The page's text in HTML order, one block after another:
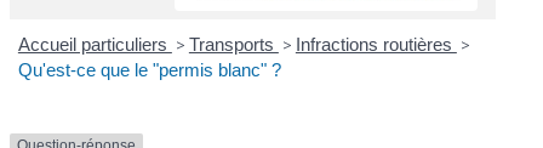
Accueil particuliers > Transports > Infractions routières >
Qu'est-ce que le "permis blanc" ?